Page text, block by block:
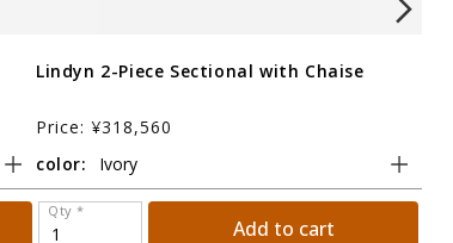
Lindyn 2-Piece Sectional with Chaise
Price: ¥318,560
color:
Qty *
Add to cart